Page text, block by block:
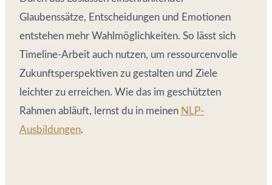
Glaubenssätze, Entscheidungen und Emotionen
entstehen mehr Wahlmöglichkeiten. So lässt sich
Timeline-Arbeit auch nutzen, um ressourcenvolle
Zukunftsperspektiven zu gestalten und Ziele
leichter zu erreichen. Wie das im geschützten
Rahmen abläuft, lernst du in meinen NLP-
Ausbildungen.